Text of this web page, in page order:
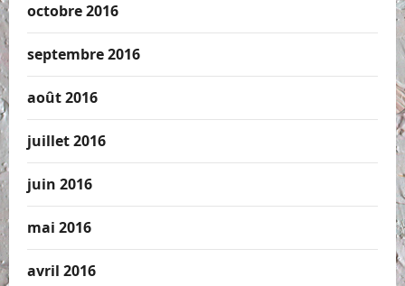
octobre 2016
septembre 2016
août 2016
juillet 2016
juin 2016
mai 2016
avril 2016